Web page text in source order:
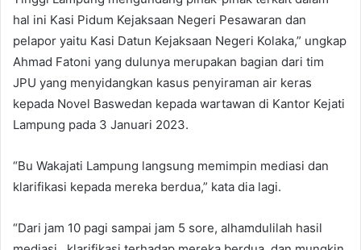
hal ini Kasi Pidum Kejaksaan Negeri Pesawaran dan
pelapor yaitu Kasi Datun Kejaksaan Negeri Kolaka,” ungkap
Ahmad Fatoni yang dulunya merupakan bagian dari tim
JPU yang menyidangkan kasus penyiraman air keras
kepada Novel Baswedan kepada wartawan di Kantor Kejati
Lampung pada 3 Januari 2023.
“Bu Wakajati Lampung langsung memimpin mediasi dan
klarifikasi kepada mereka berdua,” kata dia lagi.
“Dari jam 10 pagi sampai jam 5 sore, alhamdulilah hasil